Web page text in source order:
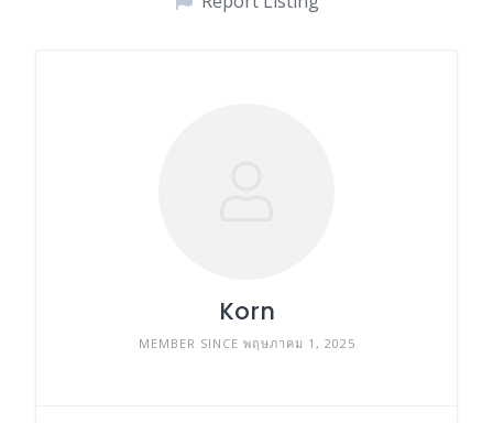
Korn
MEMBER SINCE พฤษภาคม 1, 2025